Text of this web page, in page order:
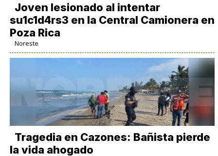
Joven lesionado al intentar
su1c1d4rs3 en la Central Camionera en
Poza Rica
Noreste
Tragedia en Cazones: Bañista pierde
la vida ahogado